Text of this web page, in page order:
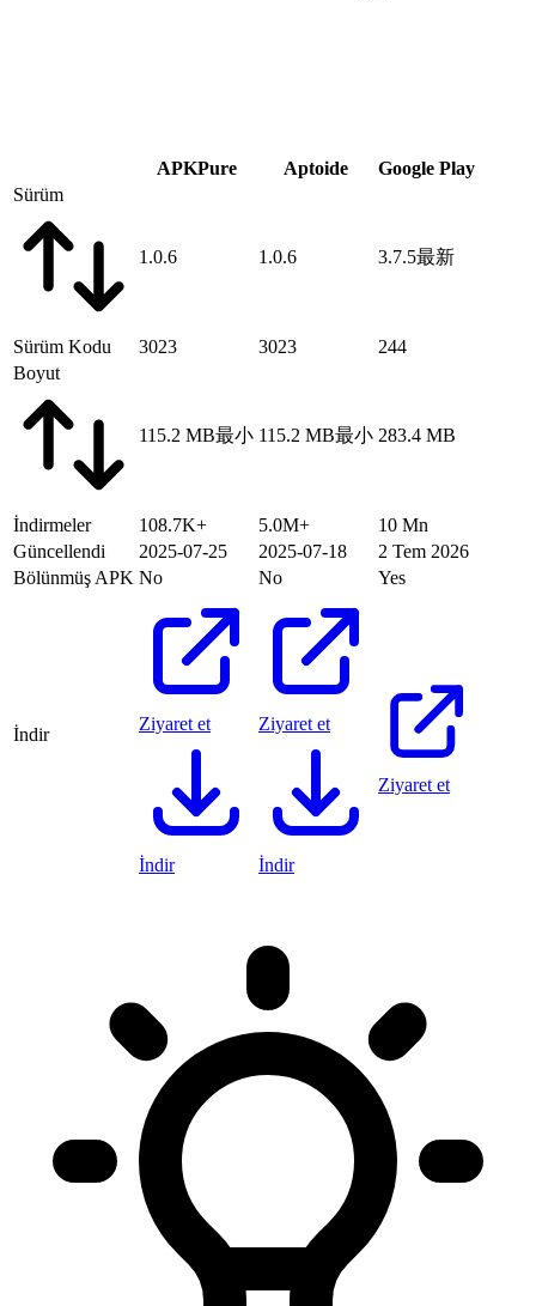
APKPure Aptoide
Google Play
Sürüm
1.0.6 1.0.6 3.7.5最新
Sürüm Kodu 3023 3023
244
Boyut
115.2 MB最小 115.2 MB最小 283.4 MB
İndirmeler 108.7K+ 5.0M+
10 Mn
Güncellendi
2025-07-25 2025-07-18
2 Tem 2026
Bölünmüş APK No No Yes
İndir
Ziyaret et
İndir
Ziyaret et
İndir
Ziyaret et